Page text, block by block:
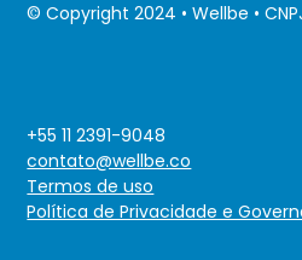
© Copyright 2024 • Wellbe •
Termos de uso
Política de Privacidade e
+55 11 2391-9048
contato@wellbe.co